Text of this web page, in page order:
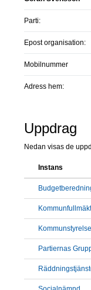
Parti:
Epost organisation:
Mobilnummer
Adress hem:
Uppdrag
Nedan visas de
Instans
Kommunstyrelse
Partiernas